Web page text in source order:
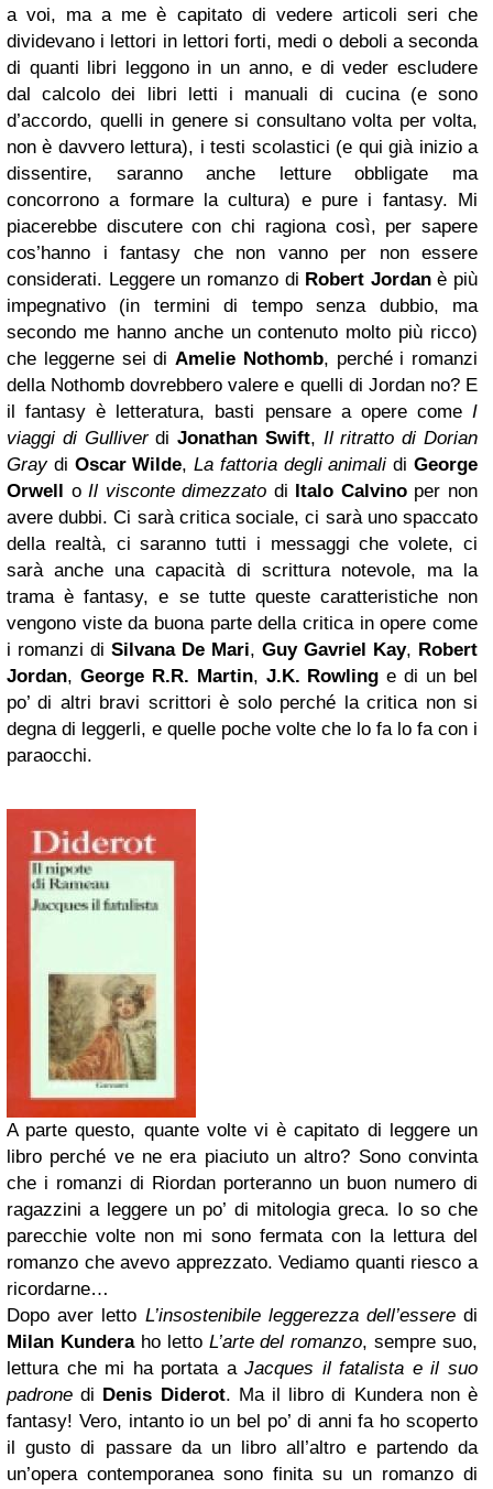
a voi, ma a me è capitato di vedere articoli seri che
dividevano i lettori in lettori forti, medi o deboli a seconda
di quanti libri leggono in un anno, e di veder escludere
dal calcolo dei libri letti i manuali di cucina (e sono
d’accordo, quelli in genere si consultano volta per volta,
non è davvero lettura), i testi scolastici (e qui già inizio a
dissentire, saranno anche letture obbligate ma
concorrono a formare la cultura) e pure i fantasy. Mi
piacerebbe discutere con chi ragiona così, per sapere
cos’hanno i fantasy che non vanno per non essere
considerati. Leggere un romanzo di Robert Jordanè più
impegnativo (in termini di tempo senza dubbio, ma
secondo me hanno anche un contenuto molto più ricco)
che leggerne sei di Amelie Nothomb, perché i romanzi
della Nothomb dovrebbero valere e quelli di Jordan no? E
il fantasy è letteratura, basti pensare a opere come I
viaggi di GulliverdiJonathan Swift, Il ritratto di Dorian
Graydi Oscar Wilde,La fattoria degli animali diGeorge
Orwell oIl visconte dimezzato di Italo Calvinoper non
avere dubbi. Ci sarà critica sociale, ci sarà uno spaccato
della realtà, ci saranno tutti i messaggi che volete, ci
sarà anche una capacità di scrittura notevole, ma la
trama è fantasy, e se tutte queste caratteristiche non
vengono viste da buona parte della critica in opere come
i romanzi di Silvana De Mari, Guy Gavriel Kay, Robert
Jordan, George R.R. Martin, J.K. Rowling e di un bel
po’ di altri bravi scrittori è solo perché la critica non si
degna di leggerli, e quelle poche volte che lo fa lo fa con i
paraocchi.
A parte questo, quante volte vi è capitato di leggere un
libro perché ve ne era piaciuto un altro? Sono convinta
che i romanzi di Riordan porteranno un buon numero di
ragazzini a leggere un po’ di mitologia greca. Io so che
parecchie volte non mi sono fermata con la lettura del
romanzo che avevo apprezzato. Vediamo quanti riesco a
ricordarne…
Dopo aver letto L’insostenibile leggerezza dell’esseredi
Milan Kunderaho letto L’arte del romanzo, sempre suo,
lettura che mi ha portata aJacques il fatalista e il suo
padrone di Denis Diderot. Ma il libro di Kundera non è
fantasy! Vero, intanto io un bel po’ di anni fa ho scoperto
il gusto di passare da un libro all’altro e partendo da
un’opera contemporanea sono finita su un romanzo di